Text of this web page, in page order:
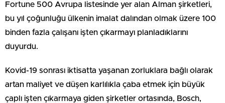
Fortune 500 Avrupa listesinde yer alan Alman şirketleri,
bu yıl çoğunluğu ülkenin imalat dalından olmak üzere 100
binden fazla çalışanı işten çıkarmayı planladıklarını
duyurdu.
Kovid-19 sonrası iktisatta yaşanan zorluklara bağlı olarak
artan maliyet ve düşen karlılıkla çaba etmek için büyük
çaplı işten çıkarmaya giden şirketler ortasında, Bosch,